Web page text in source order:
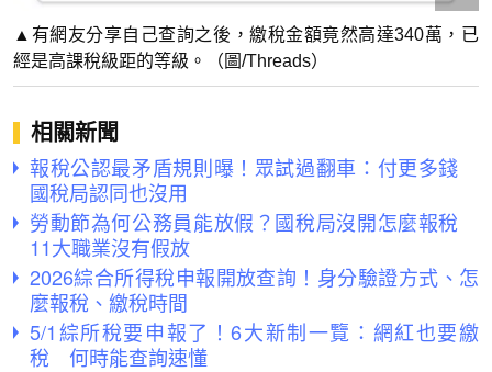
▲有網友分享自己查詢之後，繳稅金額竟然高達340萬，已
經是高課稅級距的等級。（圖/Threads）
相關新聞
報稅公認最矛盾規則曝！眾試過翻車：付更多錢
國稅局認同也沒用
勞動節為何公務員能放假？國稅局沒開怎麼報稅
11大職業沒有假放
2026綜合所得稅申報開放查詢！身分驗證方式、怎
麼報稅、繳稅時間
5/1綜所稅要申報了！6大新制一覽：網紅也要繳
稅 何時能查詢速懂